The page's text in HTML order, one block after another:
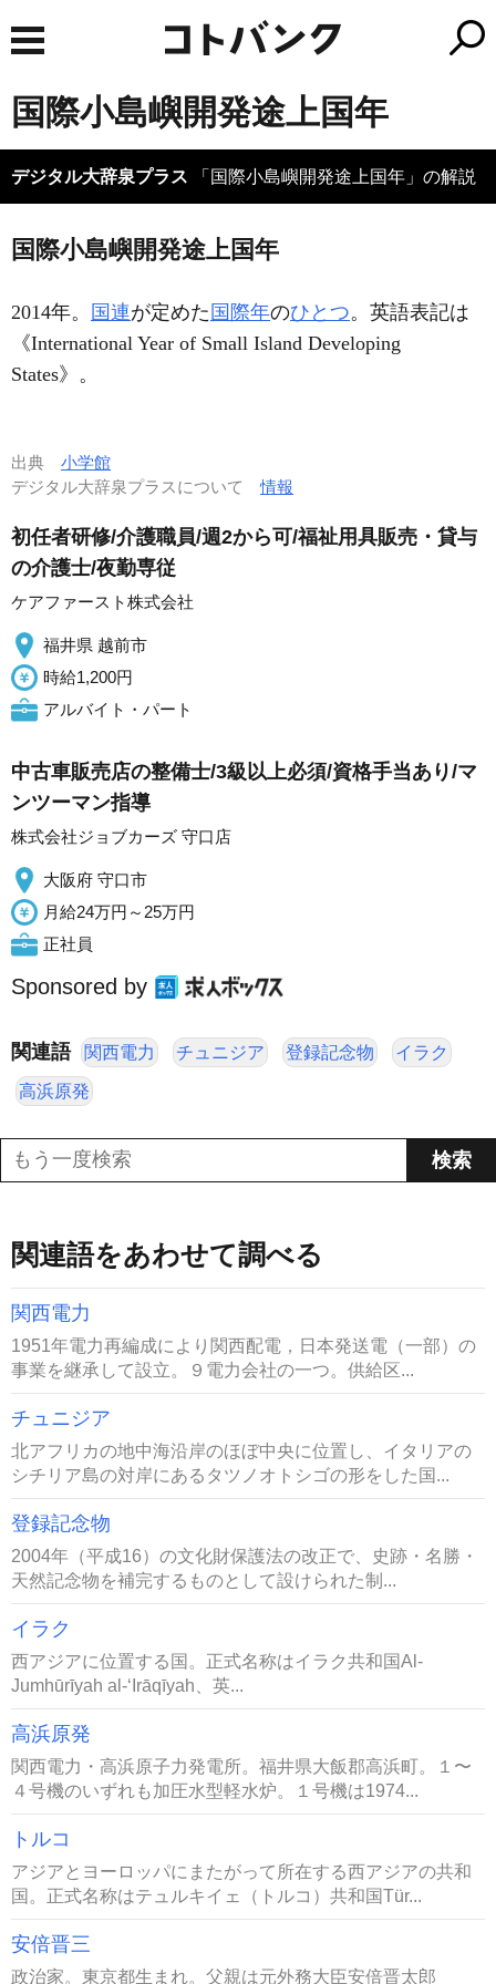
国際小島嶼開発途上国年
デジタル大辞泉プラス 「国際小島嶼開発途上国年」の解説
国際小島嶼開発途上国年
2014年。 国連が定めた 国際年のひとつ。英語表記は
《International Year of Small Island Developing
States》。
出典 小学館
デジタル大辞泉プラスについて情報
初任者研修/介護職員/週2から可/福祉用具販売・貸与
の介護士/夜勤専従
ケアファースト株式会社
福井県 越前市
時給1,200円
アルバイト・パート
中古車販売店の整備士/3級以上必須/資格手当あり/マ
ンツーマン指導
株式会社ジョブカーズ 守口店
大阪府 守口市
月給24万円～25万円
正社員
Sponsored by
関連語 関西電力 チュニジア 登録記念物 イラク
高浜原発
関連語をあわせて調べる
関西電力
1951年電力再編成により関西配電，日本発送電（一部）の
事業を継承して設立。９電力会社の一つ。供給区...
チュニジア
北アフリカの地中海沿岸のほぼ中央に位置し、イタリアの
シチリア島の対岸にあるタツノオトシゴの形をした国...
登録記念物
2004年（平成16）の文化財保護法の改正で、史跡・名勝・
天然記念物を補完するものとして設けられた制...
イラク
西アジアに位置する国。正式名称はイラク共和国Al-
Jumhūrīyah al-‘Irāqīyah、英...
高浜原発
関西電力・高浜原子力発電所。福井県大飯郡高浜町。１〜
４号機のいずれも加圧水型軽水炉。１号機は1974...
トルコ
アジアとヨーロッパにまたがって所在する西アジアの共和
国。正式名称はテュルキイェ（トルコ）共和国Tür...
安倍晋三
政治家。東京都生まれ。父親は元外務大臣安倍晋太郎